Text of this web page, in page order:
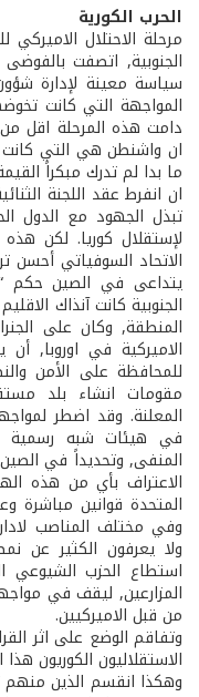
الحرب الكورية
مرحلة الاحتلال
الجنوبية, اتصفت
سياسة معينة لإدارة
المواجهة التي كانت
ان واشنطن هي التي كانت
ما بدا لم تدرك مبكراً
ان انفرط عقد اللجنة
تبذل الجهود مع الدول
لإستقلال كوريا. لكن
الاتحاد السوفياتي أحسن
يتداعى في الصين حكم
الجنوبية كانت آنذاك
المنطقة, وكان على
الاميركية في
للمحافظة على الأمن
مقومات انشاء بلد
المعلنة. وقد اضطر
في هيئات شبه رسمية
المنفى, وتحديداً في
الاعتراف بأي من هذه
المتحدة قوانين
وفي مختلف المناصب
ولا يعرفون الكثير عن
استطاع الحزب الشيوعي
المزارعين, ليقف في
من قبل الاميركيين.
وتفاقم الوضع على اثر
الاستقلاليون الكوريون هذا
وهكذا انقسم الذين منهم